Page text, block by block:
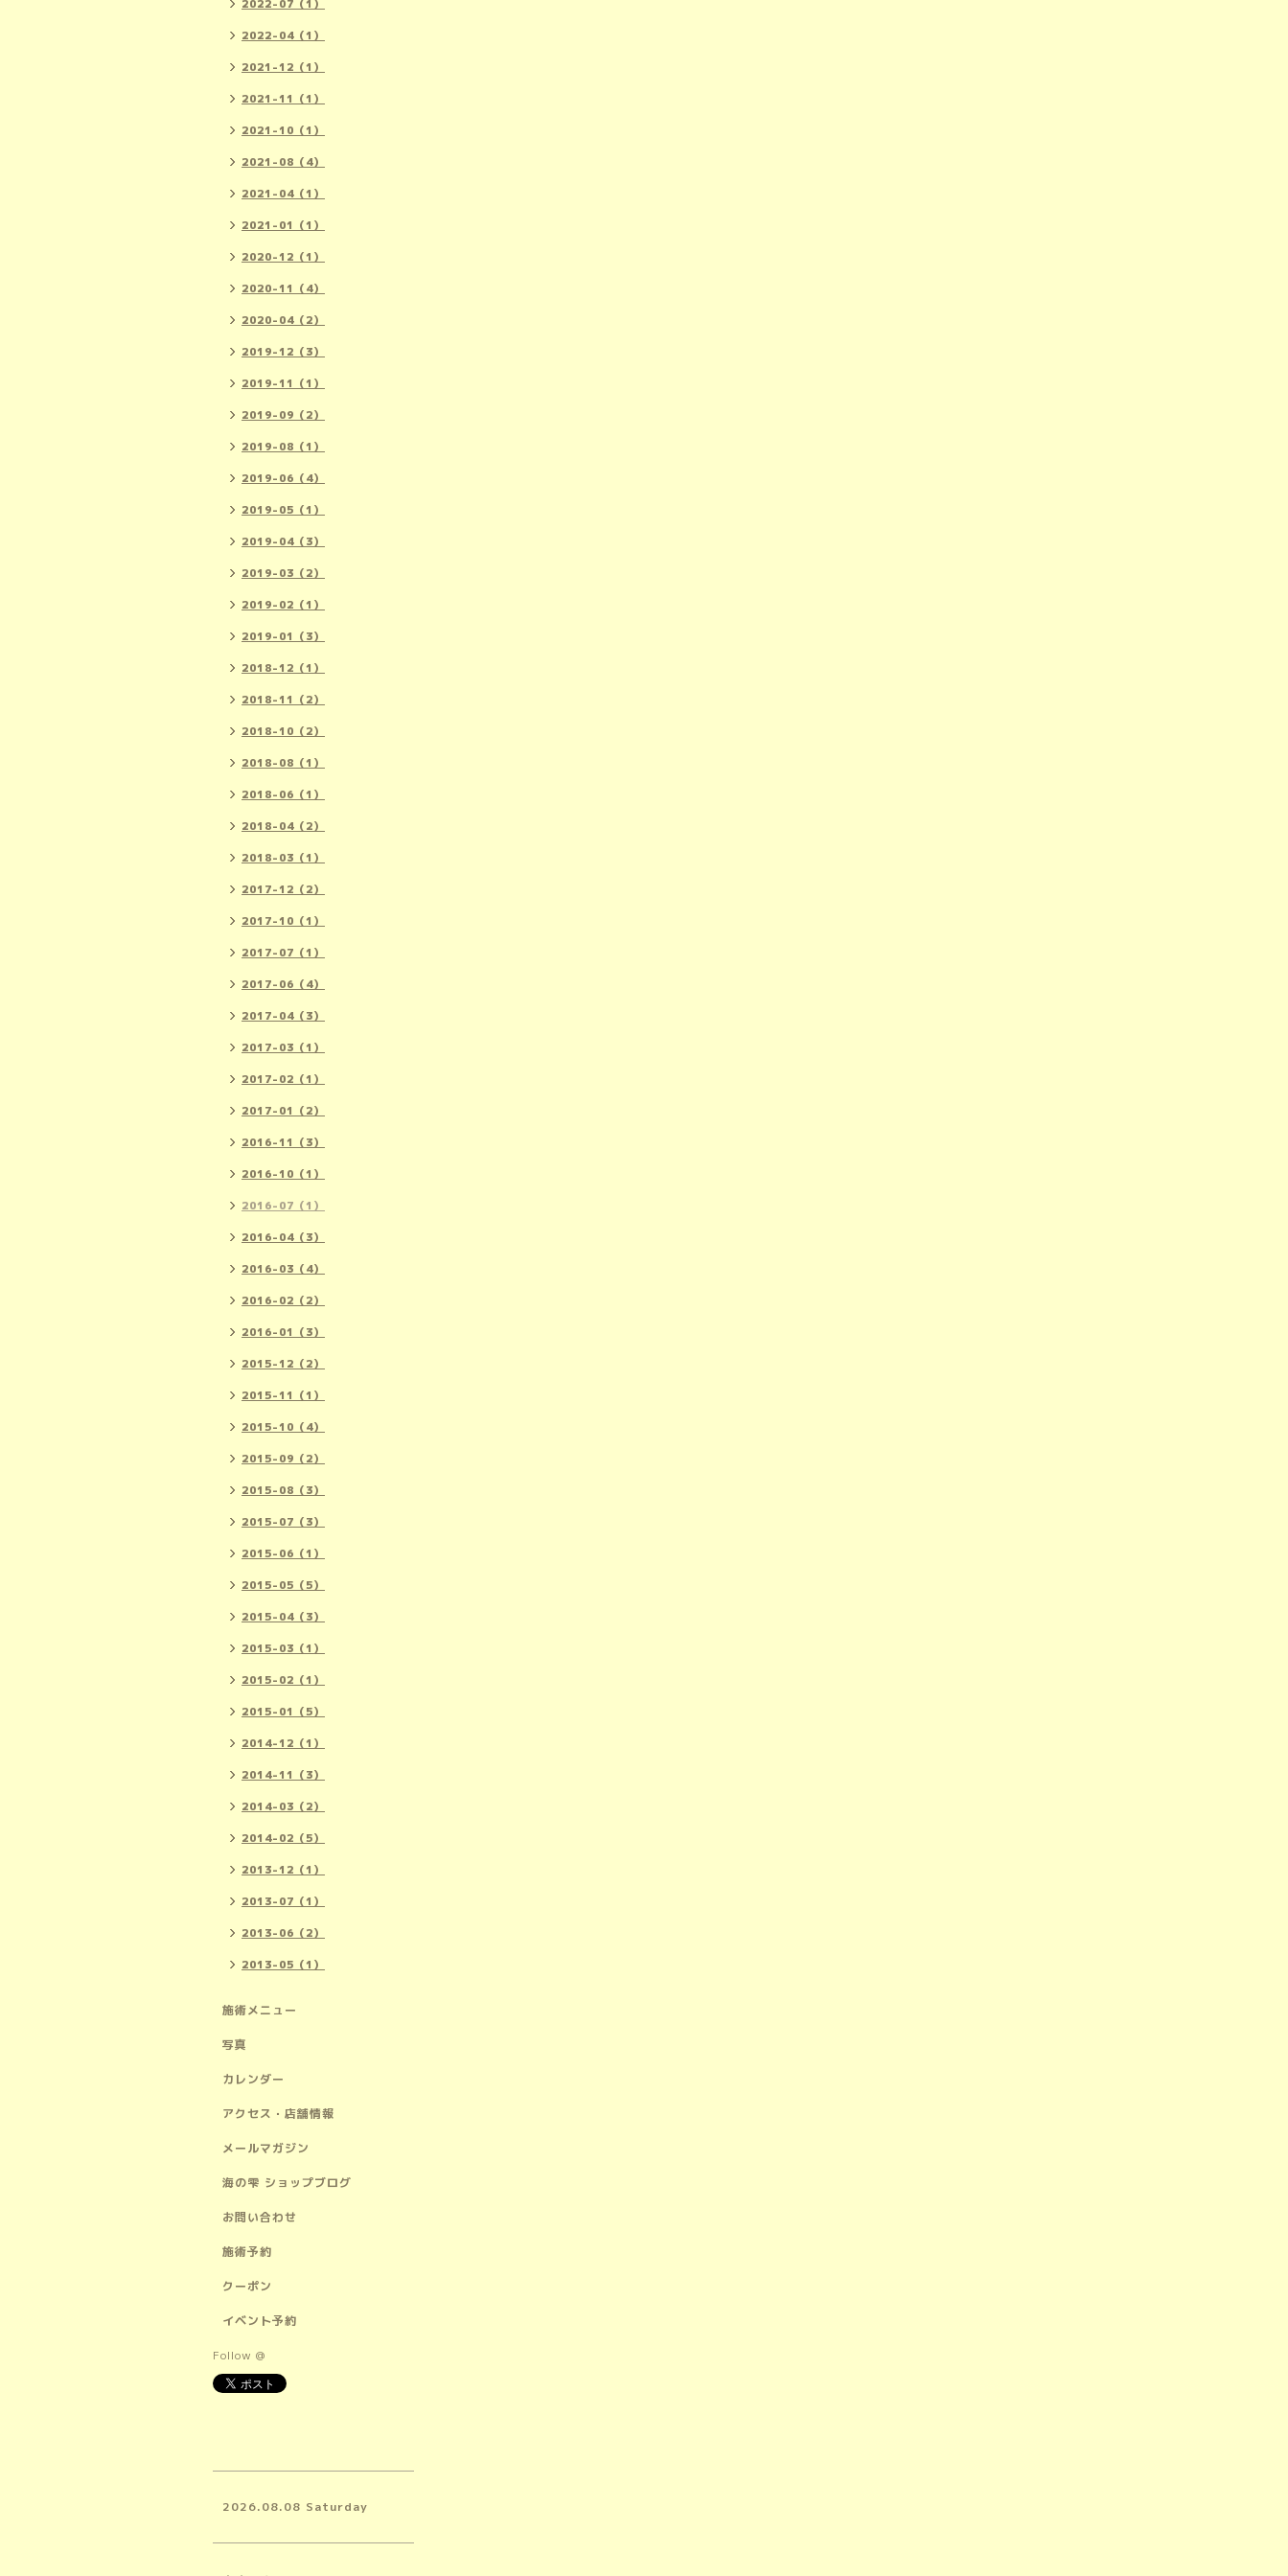
2022-07（1）
2022-04（1）
2021-12（1）
2021-11（1）
2021-10（1）
2021-08（4）
2021-04（1）
2021-01（1）
2020-12（1）
2020-11（4）
2020-04（2）
2019-12（3）
2019-11（1）
2019-09（2）
2019-08（1）
2019-06（4）
2019-05（1）
2019-04（3）
2019-03（2）
2019-02（1）
2019-01（3）
2018-12（1）
2018-11（2）
2018-10（2）
2018-08（1）
2018-06（1）
2018-04（2）
2018-03（1）
2017-12（2）
2017-10（1）
2017-07（1）
2017-06（4）
2017-04（3）
2017-03（1）
2017-02（1）
2017-01（2）
2016-11（3）
2016-10（1）
2016-07（1）
2016-04（3）
2016-03（4）
2016-02（2）
2016-01（3）
2015-12（2）
2015-11（1）
2015-10（4）
2015-09（2）
2015-08（3）
2015-07（3）
2015-06（1）
2015-05（5）
2015-04（3）
2015-03（1）
2015-02（1）
2015-01（5）
2014-12（1）
2014-11（3）
2014-03（2）
2014-02（5）
2013-12（1）
2013-07（1）
2013-06（2）
2013-05（1）
施術メニュー
写真
カレンダー
アクセス・店舗情報
メールマガジン
海の雫 ショップブログ
お問い合わせ
施術予約
クーポン
イベント予約
Follow @
2026.08.08 Saturday